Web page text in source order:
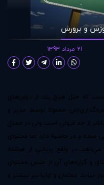
و پرورش
21 مرداد 1393
هست كه مثل هيچ يك از درس‌هاي
معمولا توسط مدير و
از حد قبولي است ولي در معدل
ساده و در حاشيه دارد اما محتواي
در واقع ردپايي از فرشته
و گزاره‌هاي آن از جنس محتواي
معلمان و اوليا نيز بيشتر و